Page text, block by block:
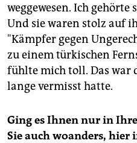
weggewesen. Ich
Und sie waren stolz auf
"Kämpfer gegen
zu einem türkischen
fühlte mich toll. Das war
lange vermisst hatte.
Ging es Ihnen nur in
Sie auch woanders, hier